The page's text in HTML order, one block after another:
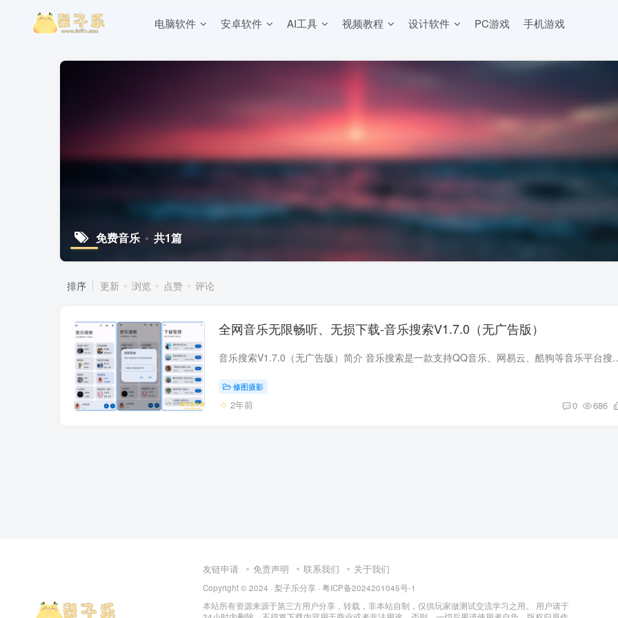
电脑软件 安卓软件 AI工具 视频教程 设计软件 PC游戏 手机游戏
免费音乐 共1篇
排序 更新 浏览 点赞 评论
全网音乐无限畅听、无损下载-音乐搜索V1.7.0（无广告版）
音乐搜索V1.7.0（无广告版）简介 音乐搜索是一款支持QQ音
修图摄影
2年前 0 686
友链申请 免责声明 联系我们 关于我们
Copyright © 2024 · 梨子乐分享 · 粤ICP备2024201045号-1
本站所有资源来源于第三方用户分享，转载，非本站自制，仅供玩家做测试交流学习之用。 用户请于